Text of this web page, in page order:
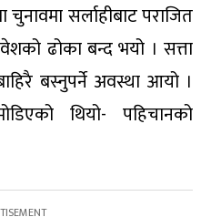
सर्लाहीबाट पराजित
ढोका बन्द भयो । सत्ता
बस्नुपर्ने अवस्था आयो ।
थियो- पहिचानको